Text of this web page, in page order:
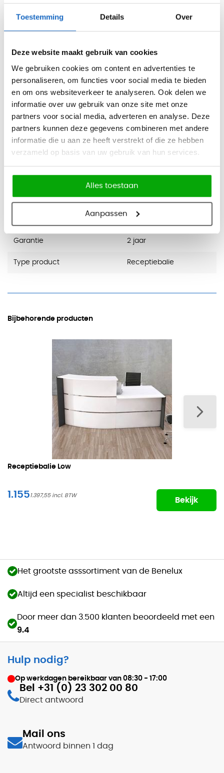
Toestemming Details Over
Deze website maakt gebruik van cookies
We gebruiken cookies om content en advertenties te
personaliseren, om functies voor social media te bieden
en om ons websiteverkeer te analyseren. Ook delen we
informatie over uw gebruik van onze site met onze
partners voor social media, adverteren en analyse. Deze
partners kunnen deze gegevens combineren met andere
informatie die u aan ze heeft verstrekt of die ze hebben
verzameld op basis van uw gebruik van hun services.
Alles toestaan
Aanpassen
Kleur:
- Wit met antraciet
- H75 x B180 x D92cm
Eigenschappen:
- Voorzien van een melamine toplaag
- Voorzien van een schuifelement
- Voorzien van een kabeldoorvoer
- Voorzien van LED-verlichting
- Optioneel met ladeblok met 3 laden (H54 x B42 x D60cm)
Specifications
Merk OfficeCity
Aantal personen 1 persoon
Rechthoekig
Garantie 2 jaar
Type product Receptiebalie
Bijbehorende producten
Receptiebalie Low
1.1551.397,55
Bekijk
Het grootste asssortiment van de Benelux
Altijd een specialist beschikbaar
Door meer dan 3.500 klanten beoordeeld met een
9.4
Hulp nodig?
Op werkdagen bereikbaar van 08:30 - 17:00
Bel +31 (0) 23 302 00 80
Direct antwoord
Mail ons
Antwoord binnen 1 dag